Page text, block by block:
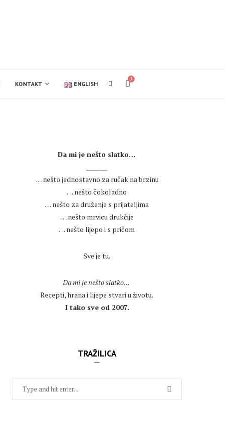
KONTAKT ENGLISH
0
Da mi je nešto slatko…
… nešto jednostavno za ručak na brzinu
… nešto čokoladno
… nešto za druženje s prijateljima
… nešto mrvicu drukčije
… nešto lijepo i s pričom
Sve je tu.
Da mi je nešto slatko…
Recepti, hrana i lijepe stvari u životu.
I tako sve od 2007.
TRAŽILICA